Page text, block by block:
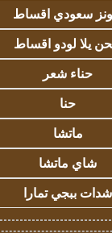
سعودي اقساط
يلا لودو اقساط
حناء شعر
حنا
ماتشا
شاي ماتشا
شدات ببجي تمارا